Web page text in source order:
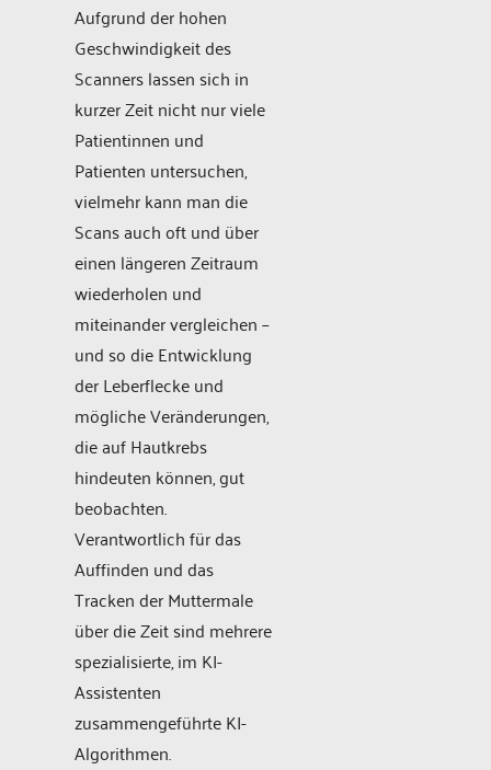
Aufgrund der hohen
Geschwindigkeit des
Scanners lassen sich in
kurzer Zeit nicht nur viele
Patientinnen und
Patienten untersuchen,
vielmehr kann man die
Scans auch oft und über
einen längeren Zeitraum
wiederholen und
miteinander vergleichen –
und so die Entwicklung
der Leberflecke und
mögliche Veränderungen,
die auf Hautkrebs
hindeuten können, gut
beobachten.
Verantwortlich für das
Auffinden und das
Tracken der Muttermale
über die Zeit sind mehrere
spezialisierte, im KI-
Assistenten
zusammengeführte KI-
Algorithmen.